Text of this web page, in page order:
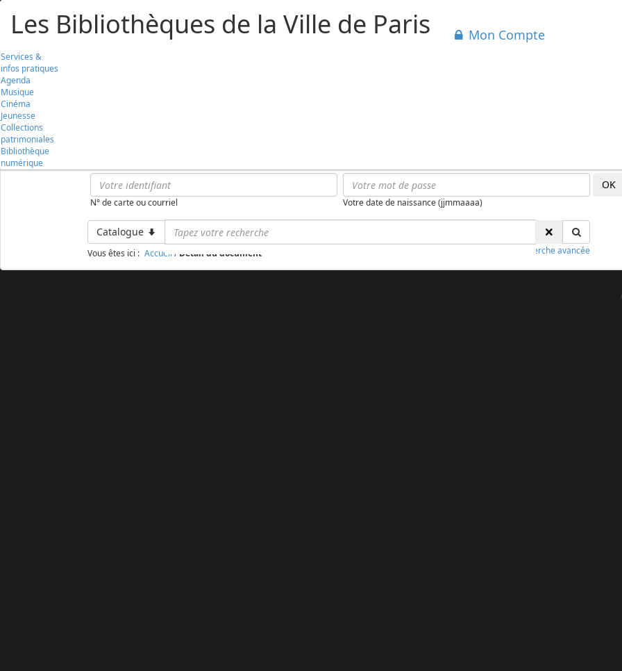
au
menu
au
contenu
à
la
Les Bibliothèques de la Ville de Paris Mon Compte
Services &
infos pratiques
Agenda
Musique
Cinéma
Jeunesse
Collections
patrimoniales
Bibliothèque
numérique
N° de carte ou courriel Votre date de naissance (jjmmaaaa)
OK
Catalogue
Recherche avancée
Vous êtes ici : Accueil / Détail du document